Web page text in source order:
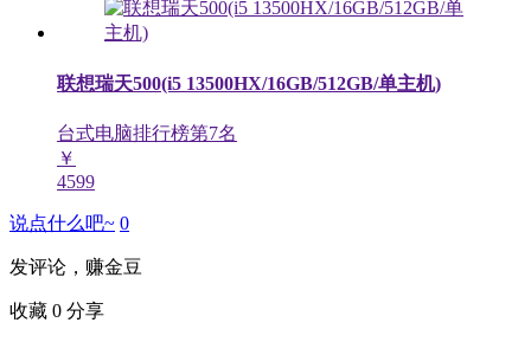
联想瑞天500(i5 13500HX/16GB/512GB/单主机)
台式电脑排行榜第7名
￥
4599
说点什么吧~ 0
发评论，赚金豆
收藏 0 分享